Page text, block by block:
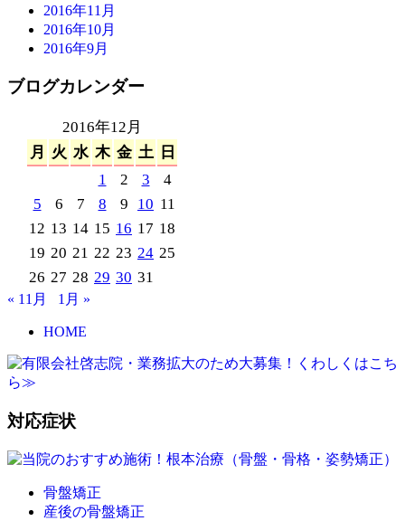
2016年11月
2016年10月
2016年9月
ブログカレンダー
2016年12月
月
火 水 木 金 土 日
1
2 3
4
5
6 7 8 9 10 11
12 13 14 15 16 17 18
19 20 21 22 23 24 25
26 27 28 29 30 31
« 11月 1月 »
HOME
対応症状
骨盤矯正
産後の骨盤矯正